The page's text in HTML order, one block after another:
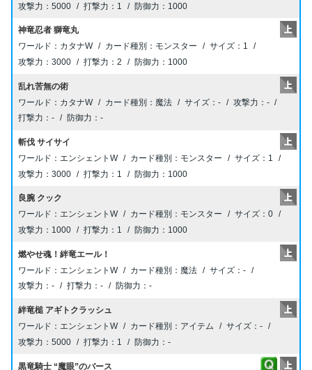
5000
1 1000
神竜忍者 獅竜丸
カタナW
モンスター
1
3000
2 1000
乱れ苦無の術
カタナW
魔法 -
-
-
-
斬伐 サイサイ
エンシェントW
モンスター
1
3000
1 1000
良腕 クック
エンシェントW
モンスター
0
1000
1 1000
燃やせ魂！絆竜エール！
エンシェントW
魔法
-
-
- -
絆竜槌 アギトクラッシュ
エンシェントW
アイテム
-
5000
1 -
黒竜騎士 “魔眼”のバース